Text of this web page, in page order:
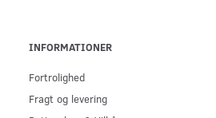
INFORMATIONER
Fortrolighed
Fragt og levering